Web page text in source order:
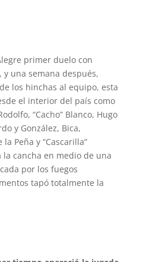
primer duelo con
una semana después,
los hinchas al equipo, esta
el interior del país como
“Cacho” Blanco, Hugo
y González, Bica,
Peña y “Cascarilla”
cancha en medio de una
por los fuegos
tapó totalmente la